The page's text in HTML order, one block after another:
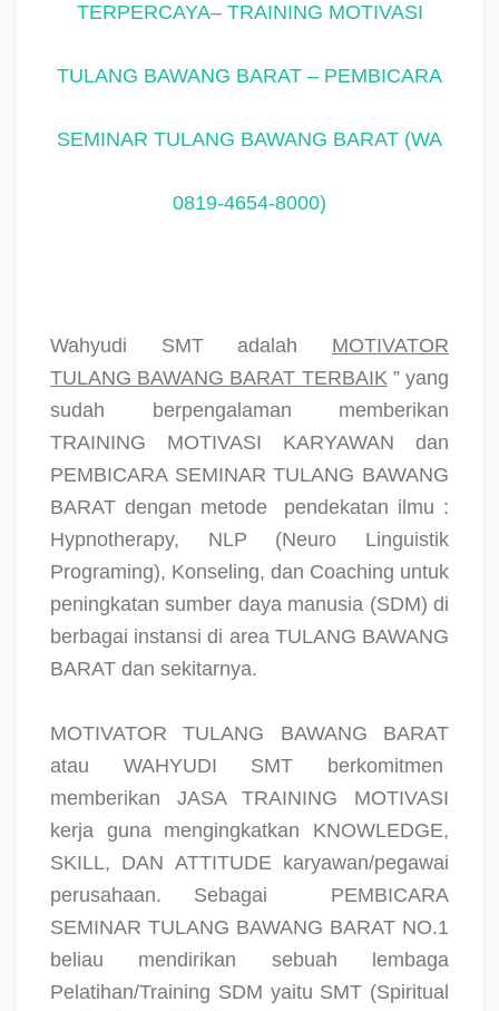
TERPERCAYA– TRAINING MOTIVASI
TULANG BAWANG BARAT – PEMBICARA
SEMINAR TULANG BAWANG BARAT (WA
0819-4654-8000)
Wahyudi SMT adalah MOTIVATOR
TULANG BAWANG BARAT TERBAIK” yang
sudah berpengalaman memberikan
TRAINING MOTIVASI KARYAWAN dan
PEMBICARA SEMINAR TULANG BAWANG
BARAT dengan metode
pendekatan ilmu :
Hypnotherapy, NLP (Neuro Linguistik
Programing), Konseling, dan Coaching untuk
peningkatan sumber daya manusia (SDM) di
berbagai instansi di area TULANG BAWANG
BARAT dan sekitarnya.
MOTIVATOR TULANG BAWANG BARAT
atau WAHYUDI SMT berkomitmen
memberikan JASA TRAINING MOTIVASI
kerja guna mengingkatkan KNOWLEDGE,
SKILL, DAN ATTITUDE karyawan/pegawai
perusahaan. Sebagai
PEMBICARA
SEMINAR TULANG BAWANG BARAT NO.1
beliau mendirikan sebuah lembaga
Pelatihan/Training SDM yaitu SMT (Spiritual